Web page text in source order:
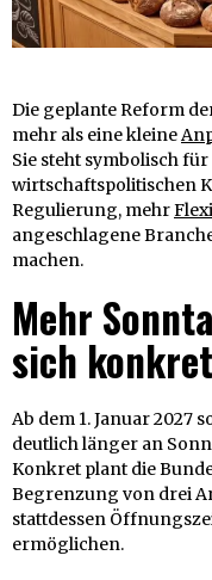
Die geplante Reform
mehr als eine kleine
Sie steht symbolisch
wirtschaftspolitischen
Regulierung, mehr
angeschlagene
machen.
Mehr
sich
Ab dem 1. Januar 2027
deutlich länger an
Konkret plant die
Begrenzung von drei
stattdessen
ermöglichen.